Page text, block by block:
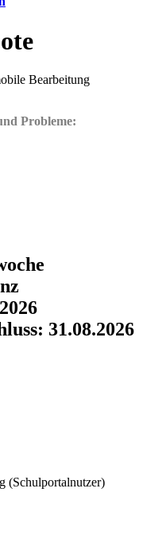
Bearbeitung
Probleme:
31.08.2026
(Schulportalnutzer)